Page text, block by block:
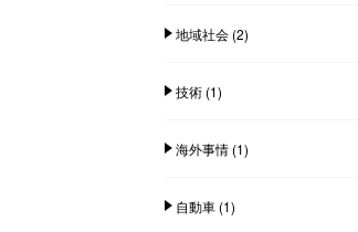
地域社会(2)
技術(1)
海外事情(1)
自動車(1)